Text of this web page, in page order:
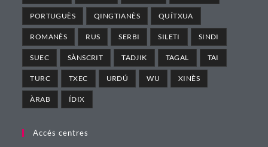
PORTUGUÈS QINGTIANÈS QUÍTXUA
ROMANÈS RUS SERBI SILETI SINDI
SUEC SÀNSCRIT TADJIK TAGAL TAI
TURC TXEC URDÚ WU XINÈS
ÀRAB ÍDIX
Accés centres